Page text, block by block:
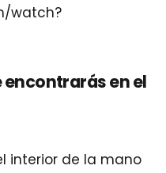
watch?
encontrarás en el
interior de la mano